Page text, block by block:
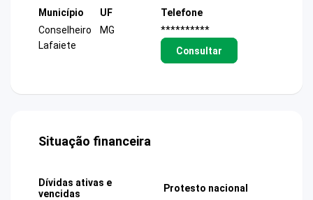
Município
Conselheiro
Lafaiete
UF
MG
Telefone
**********
Consultar
Situação financeira
Dívidas ativas e
vencidas
Protesto nacional